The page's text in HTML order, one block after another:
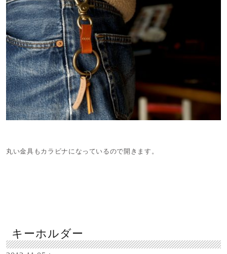
丸い金具もカラビナになっているので開きます。
キーホルダー